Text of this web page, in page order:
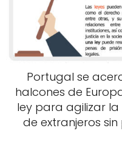
Portugal se
halcones de
ley para agilizar la
de extranjeros